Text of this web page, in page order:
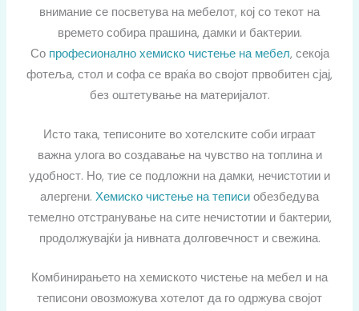
внимание се посветува на мебелот, кој со текот на
времето собира прашина, дамки и бактерии.
Со професионално хемиско чистење на мебел, секоја
фотеља, стол и софа се враќа во својот првобитен сјај,
без оштетување на материјалот.
Исто така, теписоните во хотелските соби играат
важна улога во создавање на чувство на топлина и
удобност. Но, тие се подложни на дамки, нечистотии и
алергени. Хемиско чистење на теписи обезбедува
темелно отстранување на сите нечистотии и бактерии,
продолжувајќи ја нивната долговечност и свежина.
Комбинирањето на хемиското чистење на мебел и на
теписони овозможува хотелот да го одржува својот